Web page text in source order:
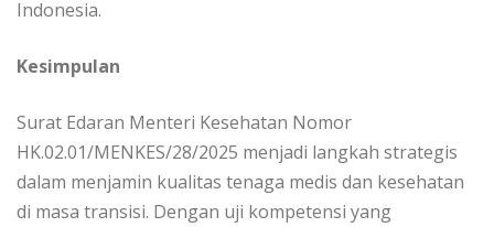
Indonesia.
Kesimpulan
Surat Edaran Menteri Kesehatan Nomor
HK.02.01/MENKES/28/2025 menjadi langkah strategis
dalam menjamin kualitas tenaga medis dan kesehatan
di masa transisi. Dengan uji kompetensi yang